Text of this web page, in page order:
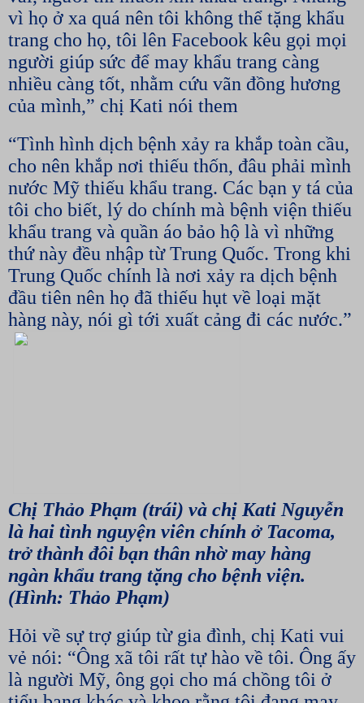
vì họ ở xa quá nên tôi không thể tặng khẩu
trang cho họ, tôi lên Facebook kêu gọi mọi
người giúp sức để may khẩu trang càng
nhiều càng tốt, nhằm cứu vãn đồng hương
của mình,” chị Kati nói them
“Tình hình dịch bệnh xảy ra khắp toàn cầu,
cho nên khắp nơi thiếu thốn, đâu phải mình
nước Mỹ thiếu khẩu trang. Các bạn y tá của
tôi cho biết, lý do chính mà bệnh viện thiếu
khẩu trang và quần áo bảo hộ là vì những
thứ này đều nhập từ Trung Quốc. Trong khi
Trung Quốc chính là nơi xảy ra dịch bệnh
đầu tiên nên họ đã thiếu hụt về loại mặt
hàng này, nói gì tới xuất cảng đi các nước.”
Chị Thảo Phạm (trái) và chị Kati Nguyễn
là hai tình nguyện viên chính ở Tacoma,
trở thành đôi bạn thân nhờ may hàng
ngàn khẩu trang tặng cho bệnh viện.
(Hình: Thảo Phạm)
Hỏi về sự trợ giúp từ gia đình, chị Kati vui
vẻ nói: “Ông xã tôi rất tự hào về tôi. Ông ấy
là người Mỹ, ông gọi cho má chồng tôi ở